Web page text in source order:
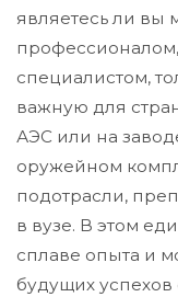
являетесь ли вы
специалистом,
важную для
АЭС или на
оружейном
подотрасли,
в вузе. В этом
сплаве опыта и
будущих успехов